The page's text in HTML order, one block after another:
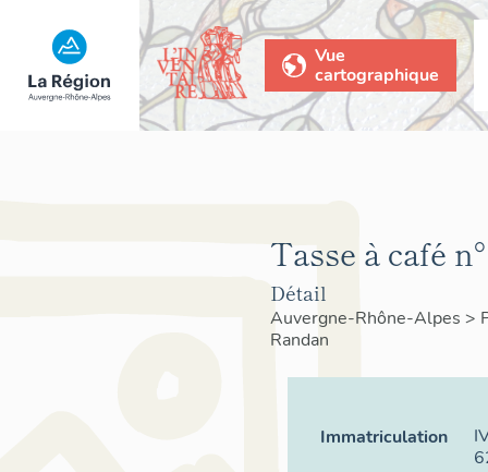
Vue
cartographique
Tasse à café
Détail
Auvergne-Rhône-Alpes >
Randan
Immatriculation